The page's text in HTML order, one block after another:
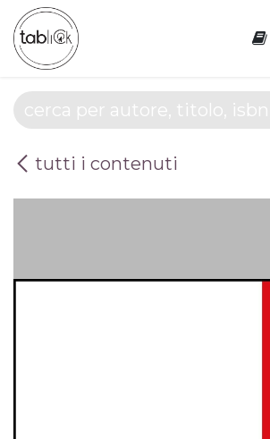
Passa al contenuto
tutti i contenuti